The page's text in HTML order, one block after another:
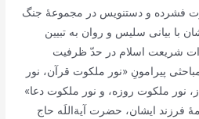
فشرده و دستنویس در مجموعۀ جنگ
با بیانی سلیس و روان به تبیین
شریعت اسلام در حدّ ظرفیت
پیرامونِ «نور ملکوت قرآن، نور
نور ملکوت روزه، و نور ملکوت دعا»
فرزند ایشان، حضرت آیة‌اللَه حاج